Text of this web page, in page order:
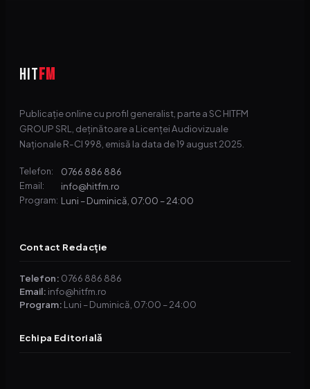
HIT FM
Publicație online cu profil generalist, parte a SC HITFM
GROUP SRL, deținătoare a Licenței Audiovizuale
Naționale R-CI 998, emisă la data de 19 august 2025.
Telefon: 0766 886 886
Email: info@hitfm.ro
Program: Luni – Duminică, 07:00 – 24:00
Contact Redacție
Telefon: 0766 886 886
Email: info@hitfm.ro
Program: Luni – Duminică, 07:00 – 24:00
Echipa Editorială